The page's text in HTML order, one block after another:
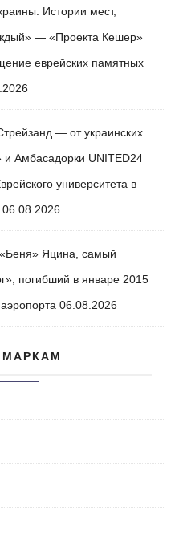
Истории мест,
— «Проекта Кешер»
еврейских памятных
— от украинских
и Амбасадорки UNITED24
университета в
06.08.2026
Яцина, самый
погибший в январе 2015
06.08.2026